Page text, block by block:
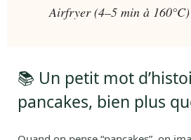
Airfryer (4–5 min à 160°C)
📚 Un petit mot
pancakes, bien plus